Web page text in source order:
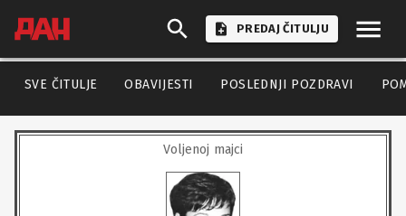
PREDAJ ČITULJU
SVE ČITULJE OBAVIJESTI POSLEDNJI POZDRAVI
Voljenoj majci